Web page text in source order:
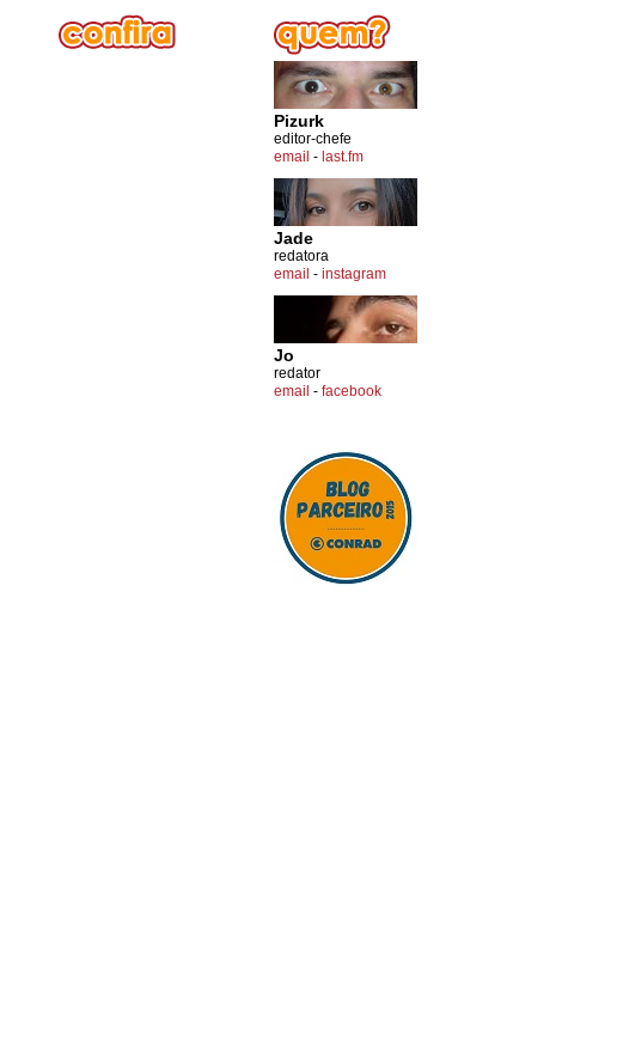
Pizurk
editor-chefe
email - last.fm
Jade
redatora
email - instagram
Jo
redator
email - facebook